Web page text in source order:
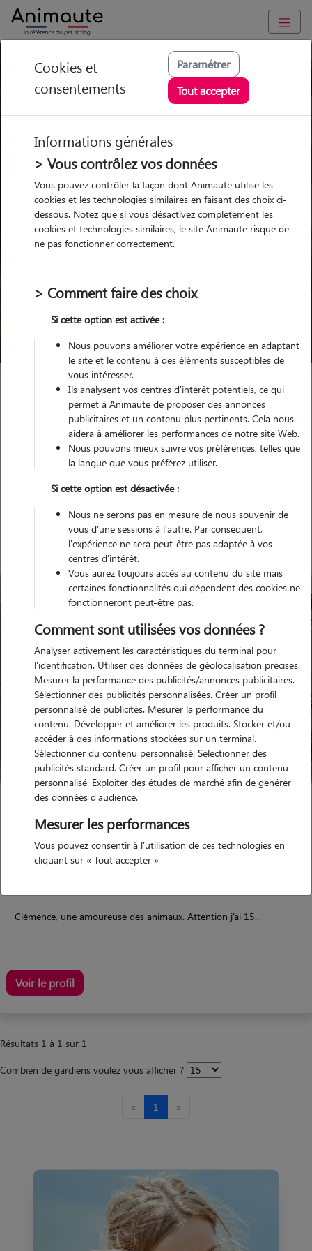
Trouvez votre gardien idéal !
Garde
chez le Pet Sitter
Garde
chez le Pet Sitter Visites
Visites
Pour quel animal ?
Trouver mon Pet Sitter
Garde animaux France Ile-de-France
Val-de-Marne
Bonneuil-sur-Marne
Nos gardiens à Bonneuil-sur-
Marne
Bonneuil-sur-Marne 94380
appartement possède des animaux
Clémence, une amoureuse des animaux. Attention j’ai 15...
Voir le profil
Résultats 1 à 1 sur 1
Combien de gardiens voulez vous afficher ?
« 1 »
Cookies et
consentements
Paramétrer
Tout accepter
Informations générales
> Vous contrôlez vos données
Vous pouvez contrôler la façon dont Animaute utilise les
cookies et les technologies similaires en faisant des choix ci-
dessous. Notez que si vous désactivez complètement les
cookies et technologies similaires, le site Animaute risque de
ne pas fonctionner correctement.
> Comment faire des choix
Si cette option est activée :
Nous pouvons améliorer votre expérience en adaptant
le site et le contenu à des éléments susceptibles de
vous intéresser.
Ils analysent vos centres d'intérêt potentiels, ce qui
permet à Animaute de proposer des annonces
publicitaires et un contenu plus pertinents. Cela nous
aidera à améliorer les performances de notre site Web.
Nous pouvons mieux suivre vos préférences, telles que
la langue que vous préférez utiliser.
Si cette option est désactivée :
Nous ne serons pas en mesure de nous souvenir de
vous d'une sessions à l'autre. Par conséquent,
l'expérience ne sera peut-être pas adaptée à vos
centres d'intérêt.
Vous aurez toujours accès au contenu du site mais
certaines fonctionnalités qui dépendent des cookies ne
fonctionneront peut-être pas.
Comment sont utilisées vos données ?
Analyser activement les caractéristiques du terminal pour
l'identification. Utiliser des données de géolocalisation précises.
Mesurer la performance des publicités/annonces publicitaires.
Sélectionner des publicités personnalisées. Créer un profil
personnalisé de publicités. Mesurer la performance du
contenu. Développer et améliorer les produits. Stocker et/ou
accéder à des informations stockées sur un terminal.
Sélectionner du contenu personnalisé. Sélectionner des
publicités standard. Créer un profil pour afficher un contenu
personnalisé. Exploiter des études de marché afin de générer
des données d'audience.
Mesurer les performances
Vous pouvez consentir à l'utilisation de ces technologies en
cliquant sur « Tout accepter »